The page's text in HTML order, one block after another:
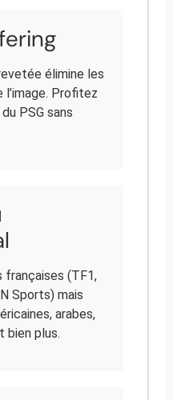
élimine les
Profitez
PSG sans
françaises (TF1,
Sports) mais
arabes,
bien plus.